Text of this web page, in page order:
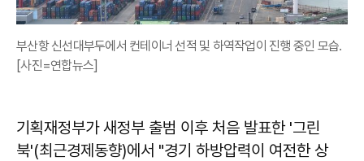
부산항 신선대부두에서 컨테이너 선적 및 하역작업이 진행 중인 모습.
[사진=연합뉴스]
기획재정부가 새정부 출범 이후 처음 발표한 '그린
북'(최근경제동향)에서 "경기 하방압력이 여전한 상